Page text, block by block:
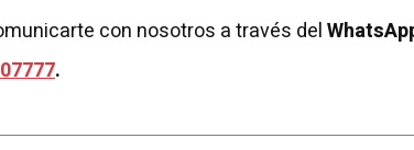
con nosotros a través del
.